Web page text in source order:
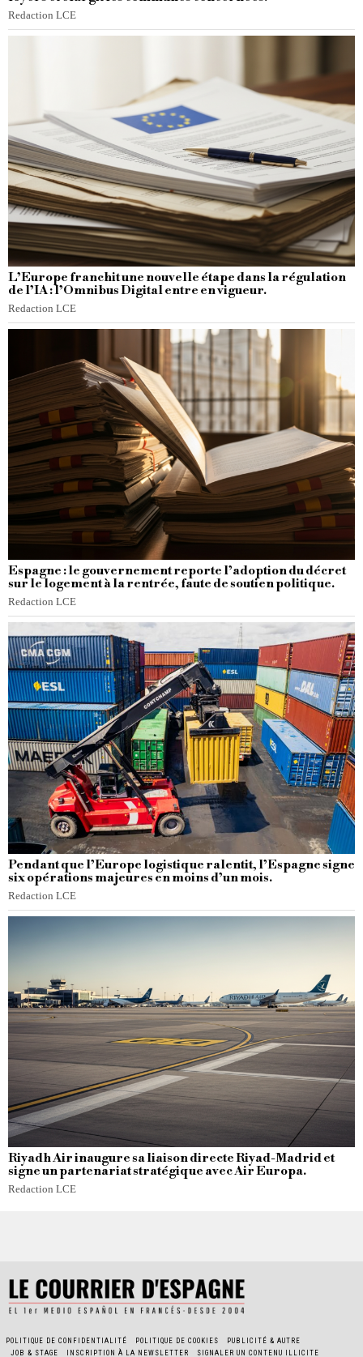
Redaction LCE
L’Europe franchit une nouvelle étape dans la régulation
de l’IA : l’Omnibus Digital entre en vigueur.
Redaction LCE
Espagne : le gouvernement reporte l’adoption du décret
sur le logement à la rentrée, faute de soutien politique.
Redaction LCE
Pendant que l’Europe logistique ralentit, l’Espagne signe
six opérations majeures en moins d’un mois.
Redaction LCE
Riyadh Air inaugure sa liaison directe Riyad-Madrid et
signe un partenariat stratégique avec Air Europa.
Redaction LCE
POLITIQUE DE CONFIDENTIALITÉ POLITIQUE DE COOKIES
PUBLICITÉ & AUTRE
JOB & STAGE
INSCRIPTION À LA NEWSLETTER SIGNALER UN CONTENU ILLICITE